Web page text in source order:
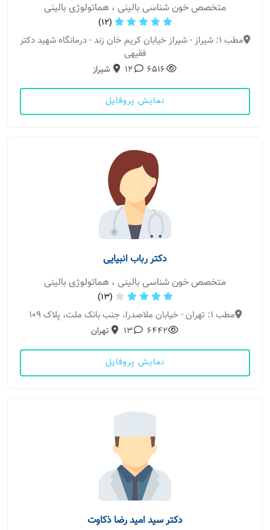
متخصص خون شناسی بالینی ، هماتولوژی بالینی
(12)
مطب 1: شیراز - شیراز خیابان کریم خان زند - درمانگاه شهید دکتر
فقیهی
6516
12 شیراز
نمایش پروفایل
دکتر رباب انبیایی
متخصص خون شناسی بالینی ، هماتولوژی بالینی
(13)
مطب 1: تهران - خیابان ملاصدرا، جنب بانک ملت، پلاک 109
6442
13 تهران
نمایش پروفایل
دکتر سید امید رضا ذکاوت